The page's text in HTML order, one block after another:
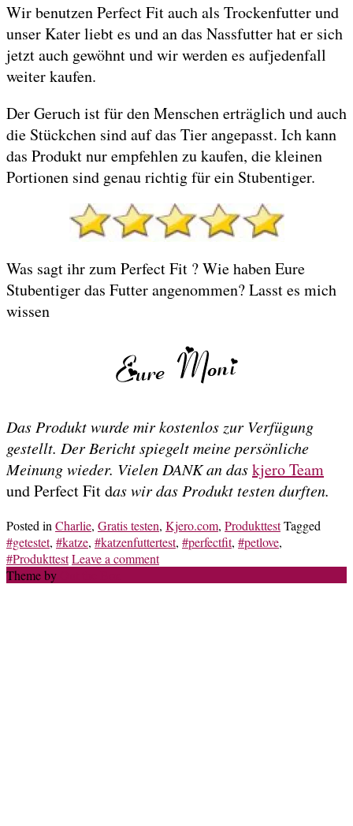
Wir benutzen Perfect Fit auch als Trockenfutter und
unser Kater liebt es und an das Nassfutter hat er sich
jetzt auch gewöhnt und wir werden es aufjedenfall
weiter kaufen.
Der Geruch ist für den Menschen erträglich und auch
die Stückchen sind auf das Tier angepasst. Ich kann
das Produkt nur empfehlen zu kaufen, die kleinen
Portionen sind genau richtig für ein Stubentiger.
Was sagt ihr zum Perfect Fit ? Wie haben Eure
Stubentiger das Futter angenommen? Lasst es mich
wissen
Das Produkt wurde mir kostenlos zur Verfügung
gestellt. Der Bericht spiegelt meine persönliche
Meinung wieder. Vielen DANK an daskjero Team
und Perfect Fit das wir das Produkt testen durften.
Posted in Charlie, Gratis testen, Kjero.com, ProdukttestTagged
#getestet, #katze, #katzenfuttertest, #perfectfit, #petlove,
#ProdukttestLeave a comment
Theme by